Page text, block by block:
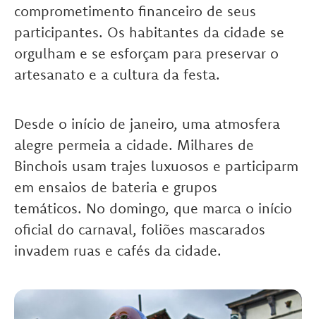
comprometimento financeiro de seus
participantes. Os habitantes da cidade se
orgulham e se esforçam para preservar o
artesanato e a cultura da festa.
Desde o início de janeiro, uma atmosfera
alegre permeia a cidade. Milhares de
Binchois usam trajes luxuosos e participarm
em ensaios de bateria e grupos
temáticos. No domingo, que marca o início
oficial do carnaval, foliões mascarados
invadem ruas e cafés da cidade.